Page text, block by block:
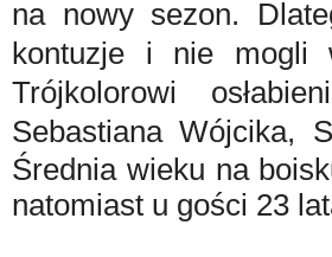
na nowy sezon.
kontuzje i nie mogli
Trójkolorowi
Sebastiana Wójcika,
Średnia wieku na
natomiast u gości 23